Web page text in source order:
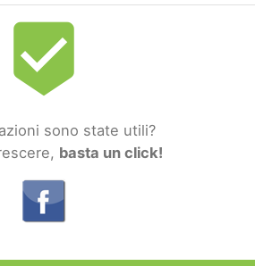
beenhere
sono state utili?
basta un click!